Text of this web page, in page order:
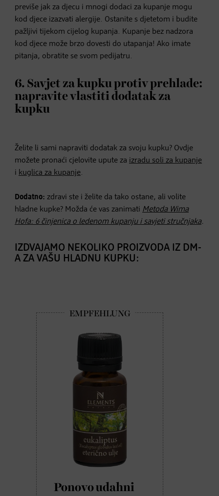
previše jak za djecu i mnogi dodaci za kupanje mogu
kod djece izazvati alergije. Ostanite s djetetom i budite
pažljivi tijekom cijelog kupanja. Kupanje bez nadzora
kod djece može brzo dovesti do utapanja! Ako imate
pitanja, obratite se svom pedijatru.
6. Savjet za kupku protiv prehlade:
napravite vlastiti dodatak za
kupku
Želite li sami napraviti dodatak za svoju kupku? Ovdje
možete pronaći cjelovite upute za izradu soli za kupanje
i kuglica za kupanje.
Dodatno: zdravi ste i želite da tako ostane, ali volite
hladne kupke? Možda će vas zanimati Metoda Wima
Hofa: 6 činjenica o ledenom kupanju i savjeti stručnjaka.
IZDVAJAMO NEKOLIKO PROIZVODA IZ DM-
A ZA VAŠU HLADNU KUPKU:
Ponovo udahni